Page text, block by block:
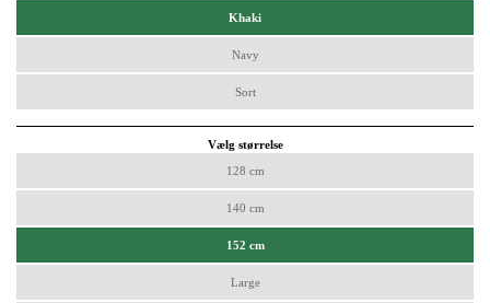
Khaki
Navy
Sort
Vælg størrelse
128 cm
140 cm
152 cm
Large